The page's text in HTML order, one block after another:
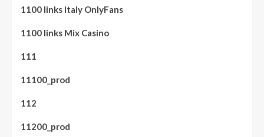
1100 links Italy OnlyFans
1100 links Mix Casino
111
11100_prod
112
11200_prod